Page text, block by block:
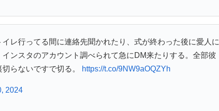
レ行ってる間に連絡先聞かれたり、式が終わった後に愛人に
ンスタのアカウント調べられて急にDM来たりする。全部彼
らないですで切る。
https://t.co/9NW9aOQZYh
2024